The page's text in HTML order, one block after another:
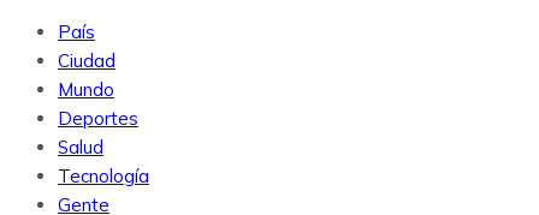
País
Ciudad
Mundo
Deportes
Salud
Tecnología
Gente